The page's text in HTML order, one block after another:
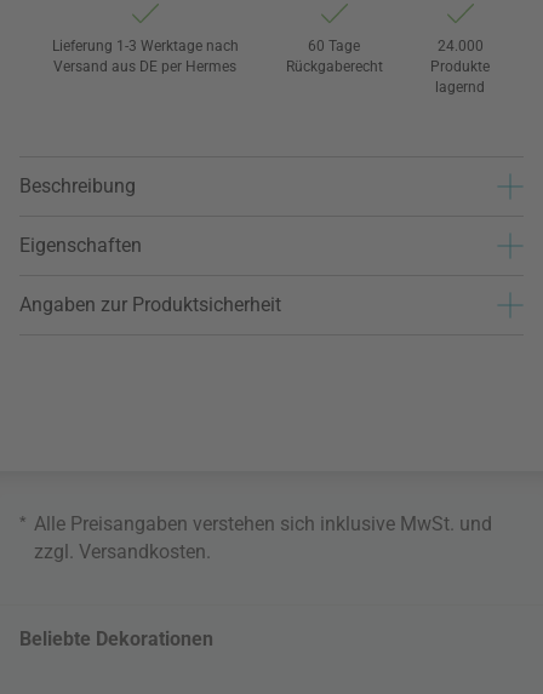
Lieferung 1-3 Werktage nach
Versand aus DE per Hermes
60 Tage
Rückgaberecht
24.000
Produkte
lagernd
Beschreibung
Eigenschaften
Angaben zur Produktsicherheit
* Alle Preisangaben verstehen sich inklusive MwSt. und
zzgl. Versandkosten.
Beliebte Dekorationen